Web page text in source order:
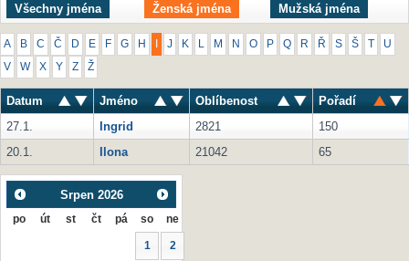
Všechny jména Ženská jména Mužská jména
A B C Č D E F G H J K M N O P Q R Ř S Š U
V W X Y Z Ž
Datum Jméno Oblíbenost
Pořadí
27.1.
Ingrid 2821
150
20.1.
Ilona 21042 65
Srpen 2026
po út st čt pá so ne
1 2